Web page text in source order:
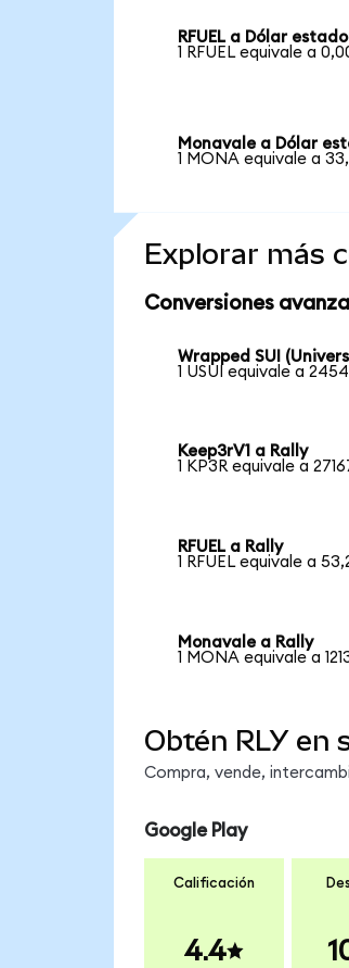
RFUEL a Dólar
1 RFUEL equivale a
Monavale a Dólar
1 MONA equivale a
Explorar más
Conversiones
Wrapped SUI
1 USUI equivale a
Keep3rV1 a Rally
1 KP3R equivale a
RFUEL a Rally
1 RFUEL equivale a
Monavale a Rally
1 MONA equivale a
Obtén RLY en
Compra, vende,
Google Play
Calificación
4.4